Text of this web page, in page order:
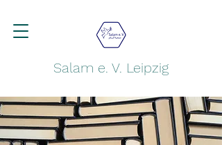
Salam e. V. Leipzig